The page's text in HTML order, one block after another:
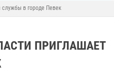
службы в городе Певек
ПРИГЛАШАЕТ